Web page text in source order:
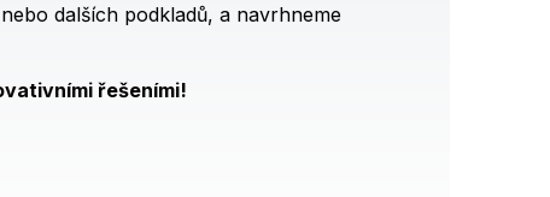
dalších podkladů, a navrhneme
řešeními!